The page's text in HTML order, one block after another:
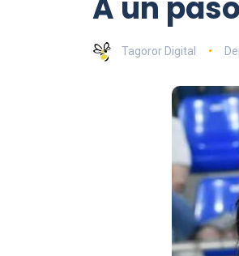
Tagoror Digital